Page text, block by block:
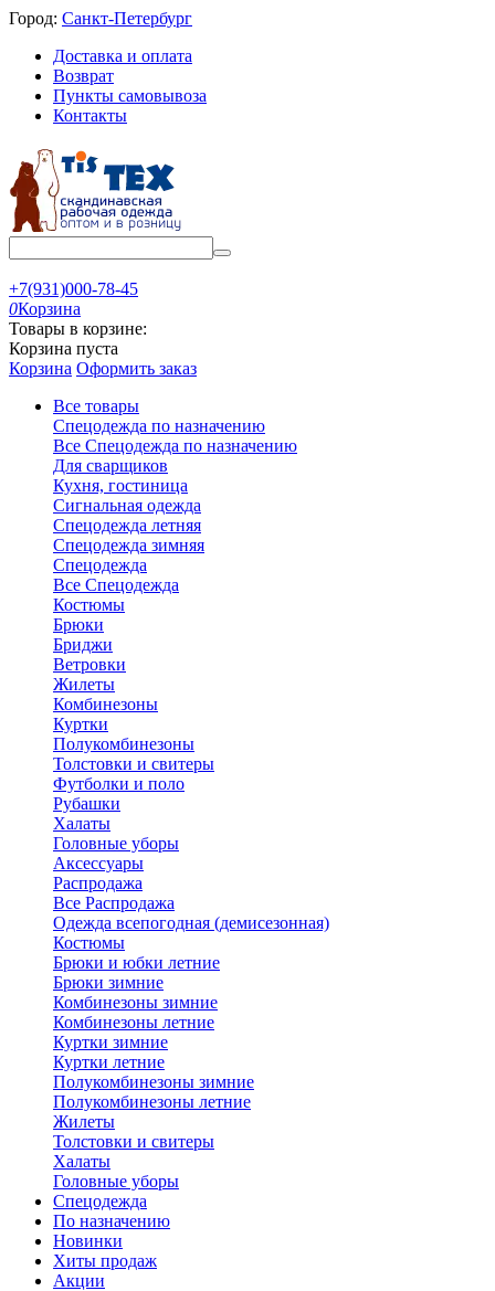
Город: Санкт-Петербург
Доставка и оплата
Возврат
Пункты самовывоза
Контакты
+7(931)000-78-45
0Корзина
Товары в корзине:
Корзина пуста
Корзина Оформить заказ
Все товары
Спецодежда по назначению
Все Спецодежда по назначению
Для сварщиков
Кухня, гостиница
Сигнальная одежда
Спецодежда летняя
Спецодежда зимняя
Спецодежда
Все Спецодежда
Костюмы
Брюки
Бриджи
Ветровки
Жилеты
Комбинезоны
Куртки
Полукомбинезоны
Толстовки и свитеры
Футболки и поло
Рубашки
Халаты
Головные уборы
Аксессуары
Распродажа
Все Распродажа
Одежда всепогодная (демисезонная)
Костюмы
Брюки и юбки летние
Брюки зимние
Комбинезоны зимние
Комбинезоны летние
Куртки зимние
Куртки летние
Полукомбинезоны зимние
Полукомбинезоны летние
Жилеты
Толстовки и свитеры
Халаты
Головные уборы
Спецодежда
По назначению
Новинки
Хиты продаж
Акции